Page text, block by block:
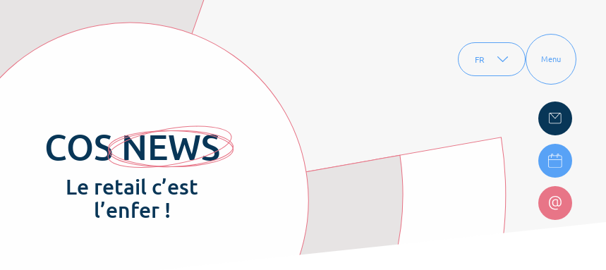
FR Menu
COSNEWS
Le retail c’est
l’enfer !